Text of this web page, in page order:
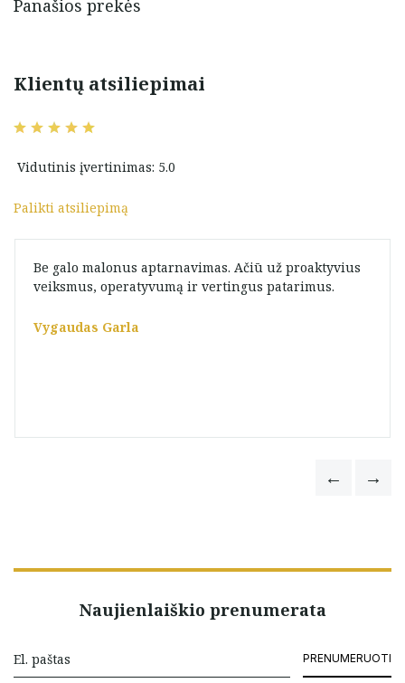
cm
Panašios prekės
Klientų atsiliepimai
Vidutinis įvertinimas: 5.0
Palikti atsiliepimą
Be galo malonus aptarnavimas. Ačiū už proaktyvius
veiksmus, operatyvumą ir vertingus patarimus.
Vygaudas Garla
Naujienlaiškio prenumerata
PRENUMERUOTI